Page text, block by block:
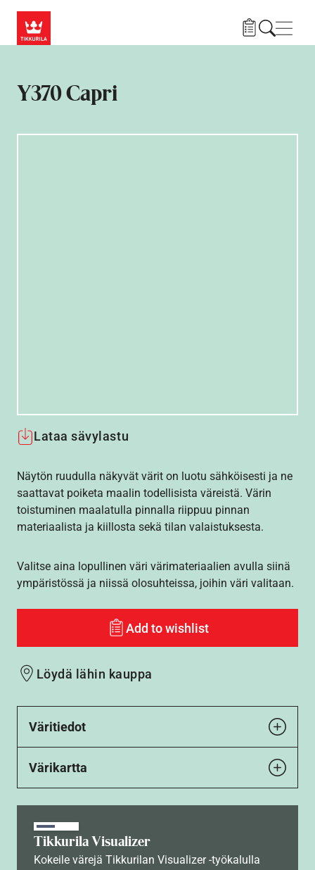
Y370 Capri
Lataa sävylastu
Näytön ruudulla näkyvät värit on luotu sähköisesti ja ne
saattavat poiketa maalin todellisista väreistä. Värin
toistuminen maalatulla pinnalla riippuu pinnan
materiaalista ja kiillosta sekä tilan valaistuksesta.
Valitse aina lopullinen väri värimateriaalien avulla siinä
ympäristössä ja niissä olosuhteissa, joihin väri valitaan.
Add to wishlist
Löydä lähin kauppa
Väritiedot
Värikartta
Tikkurila Visualizer
Kokeile värejä Tikkurilan Visualizer -työkalulla